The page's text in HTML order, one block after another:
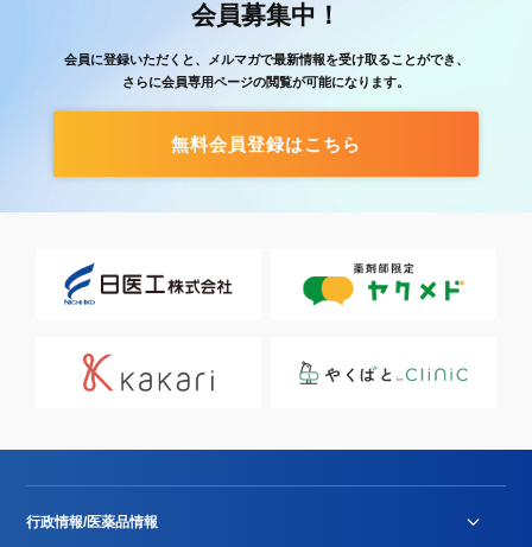
会員募集中！
会員に登録いただくと、メルマガで最新情報を受け取ることができ、
さらに会員専用ページの閲覧が可能になります。
無料会員登録はこちら
行政情報/医薬品情報